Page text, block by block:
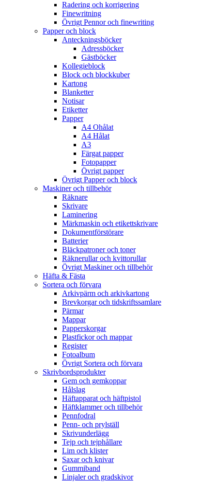
Radering och korrigering
Finewritning
Övrigt Pennor och finewriting
Papper och block
Anteckningsböcker
Adressböcker
Gästböcker
Kollegieblock
Block och blockkuber
Kartong
Blanketter
Notisar
Etiketter
Papper
A4 Ohålat
A4 Hålat
A3
Färgat papper
Fotopapper
Övrigt papper
Övrigt Papper och block
Maskiner och tillbehör
Räknare
Skrivare
Laminering
Märkmaskin och etikettskrivare
Dokumentförstörare
Batterier
Bläckpatroner och toner
Räknerullar och kvittorullar
Övrigt Maskiner och tillbehör
Häfta & Fästa
Sortera och förvara
Arkivpärm och arkivkartong
Brevkorgar och tidskriftssamlare
Pärmar
Mappar
Papperskorgar
Plastfickor och mappar
Register
Fotoalbum
Övrigt Sortera och förvara
Skrivbordsprodukter
Gem och gemkoppar
Hålslag
Häftapparat och häftpistol
Häftklammer och tillbehör
Pennfodral
Penn- och prylställ
Skrivunderlägg
Tejp och tejphållare
Lim och klister
Saxar och knivar
Gummiband
Linjaler och gradskivor